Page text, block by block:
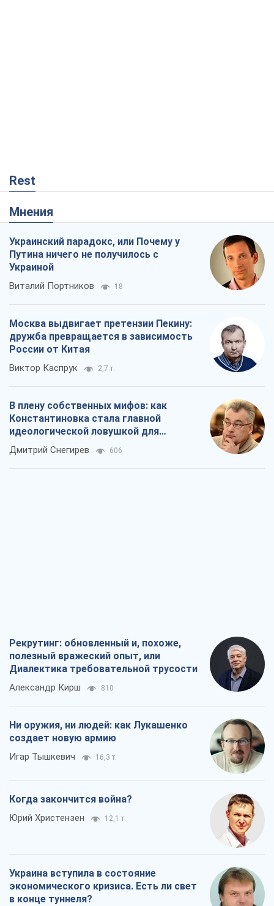
Rest
Мнения
Украинский парадокс, или Почему у
Путина ничего не получилось с
Украиной
Виталий Портников 18
Москва выдвигает претензии Пекину:
дружба превращается в зависимость
России от Китая
Виктор Каспрук 2,7 т.
В плену собственных мифов: как
Константиновка стала главной
идеологической ловушкой для
российских оккупантов
Дмитрий Снегирев 606
Рекрутинг: обновленный и, похоже,
полезный вражеский опыт, или
Диалектика требовательной трусости
Александр Кирш 810
Ни оружия, ни людей: как Лукашенко
создает новую армию
Игар Тышкевич 16,3 т.
Когда закончится война?
Юрий Христензен 12,1 т.
Украина вступила в состояние
экономического кризиса. Есть ли свет
в конце туннеля?